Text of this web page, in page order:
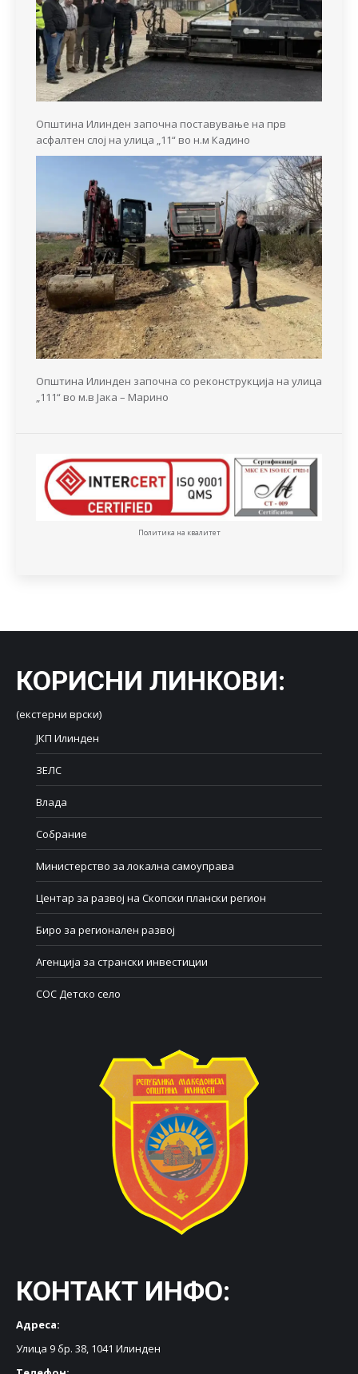
Општина Илинден започна поставување на прв
асфалтен слој на улица „11“ во н.м Кадино
Општина Илинден започна со реконструкција на улица
„111“ во м.в Јака – Марино
Политика на квалитет
КОРИСНИ ЛИНКОВИ:
(екстерни врски)
ЈКП Илинден
ЗЕЛС
Влада
Собрание
Министерство за локална самоуправа
Центар за развој на Скопски плански регион
Биро за регионален развој
Агенција за странски инвестиции
СОС Детско село
КОНТАКТ ИНФО:
Адреса:
Улица 9 бр. 38, 1041 Илинден